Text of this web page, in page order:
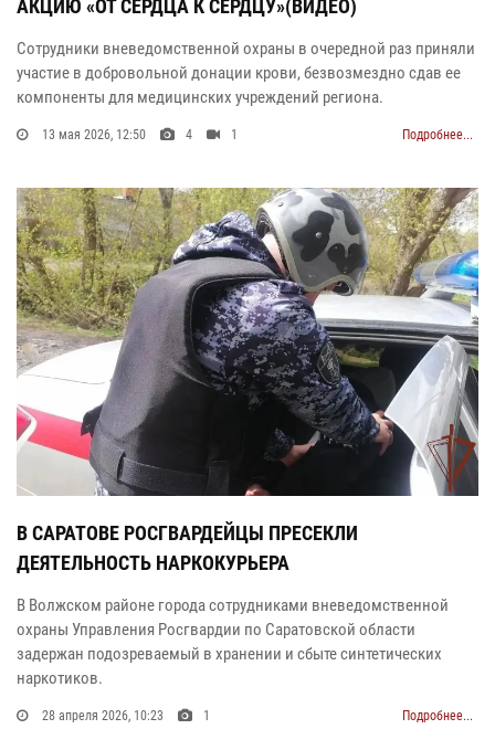
АКЦИЮ «ОТ СЕРДЦА К СЕРДЦУ»(ВИДЕО)
Сотрудники вневедомственной охраны в очередной раз приняли
участие в добровольной донации крови, безвозмездно сдав ее
компоненты для медицинских учреждений региона.
13 мая 2026, 12:50 4 1 Подробнее...
В САРАТОВЕ РОСГВАРДЕЙЦЫ ПРЕСЕКЛИ
ДЕЯТЕЛЬНОСТЬ НАРКОКУРЬЕРА
В Волжском районе города сотрудниками вневедомственной
охраны Управления Росгвардии по Саратовской области
задержан подозреваемый в хранении и сбыте синтетических
наркотиков.
28 апреля 2026, 10:23 1 Подробнее...